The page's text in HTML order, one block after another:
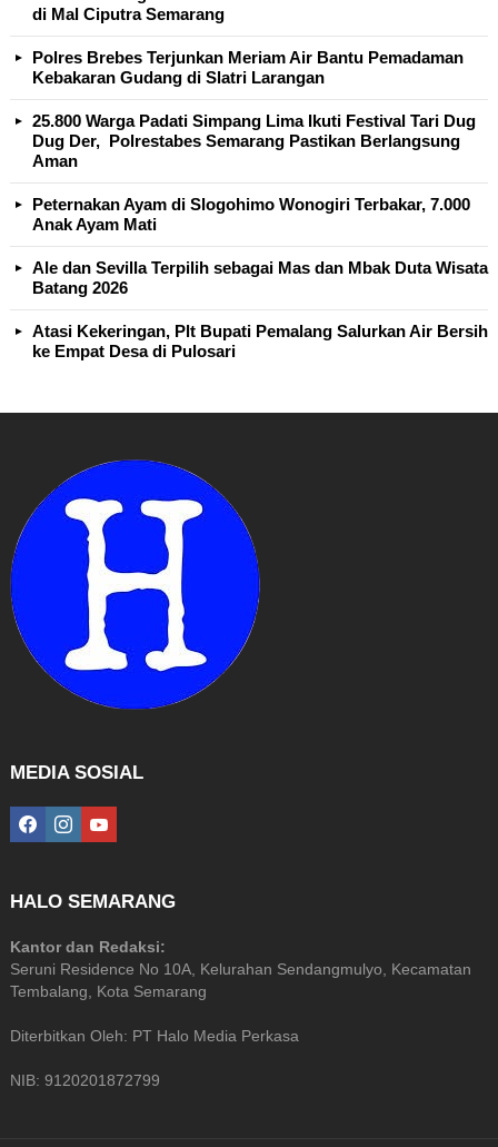
di Mal Ciputra Semarang
Polres Brebes Terjunkan Meriam Air Bantu Pemadaman
Kebakaran Gudang di Slatri Larangan
25.800 Warga Padati Simpang Lima Ikuti Festival Tari Dug
Dug Der, Polrestabes Semarang Pastikan Berlangsung
Aman
Peternakan Ayam di Slogohimo Wonogiri Terbakar, 7.000
Anak Ayam Mati
Ale dan Sevilla Terpilih sebagai Mas dan Mbak Duta Wisata
Batang 2026
Atasi Kekeringan, Plt Bupati Pemalang Salurkan Air Bersih
ke Empat Desa di Pulosari
MEDIA SOSIAL
facebookinstagramyoutube
HALO SEMARANG
Kantor dan Redaksi:
Seruni Residence No 10A, Kelurahan Sendangmulyo, Kecamatan
Tembalang, Kota Semarang
Diterbitkan Oleh: PT Halo Media Perkasa
NIB: 9120201872799